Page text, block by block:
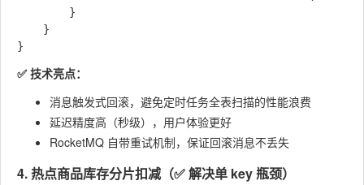
✅ 技术亮点：
消息触发式回滚，避免定时任务全表扫描的性能浪费
延迟精度高（秒级），用户体验更好
RocketMQ 自带重试机制，保证回滚消息不丢失
4. 热点商品库存分片扣减（✅ 解决单 key 瓶颈）